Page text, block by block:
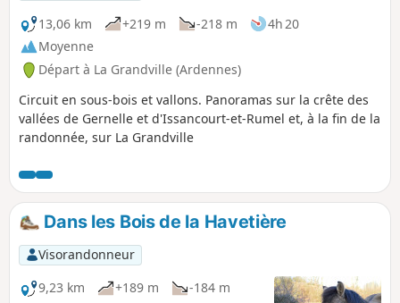
13,06 km
+219 m -218 m
4h 20
Moyenne
Départ à La Grandville (Ardennes)
Circuit en sous-bois et vallons. Panoramas sur la crête des
vallées de Gernelle et d'Issancourt-et-Rumel et, à la fin de la
randonnée, sur La Grandville
Dans les Bois de la Havetière
Visorandonneur
9,23 km
+189 m
-184 m